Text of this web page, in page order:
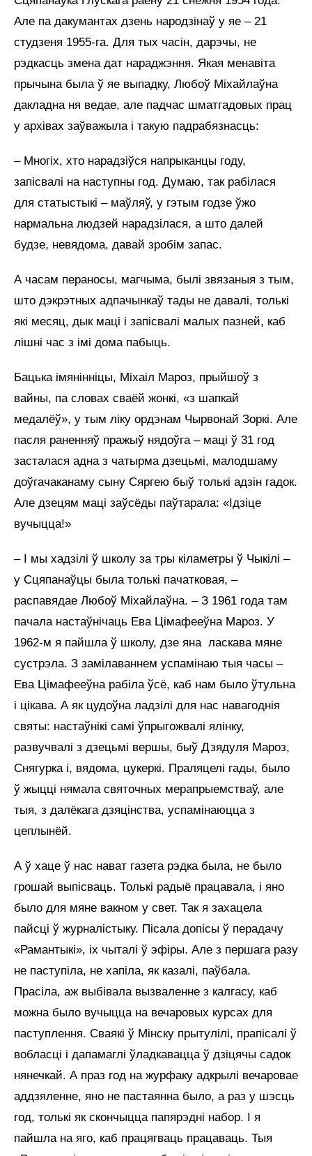
Але па дакумантах дзень народзінаў у яе – 21
студзеня 1955-га. Для тых часін, дарэчы, не
рэдкасць змена дат нараджэння. Якая менавіта
прычына была ў яе выпадку, Любоў Міхайлаўна
дакладна ня ведае, але падчас шматгадовых прац
у архівах заўважыла і такую падрабязнасць:
– Многіх, хто нарадзіўся напрыканцы году,
запісвалі на наступны год. Думаю, так рабілася
для статыстыкі – маўляў, у гэтым годзе ўжо
нармальна людзей нарадзілася, а што далей
будзе, невядома, давай зробім запас.
А часам пераносы, магчыма, былі звязаныя з тым,
што дэкрэтных адпачынкаў тады не давалі, толькі
які месяц, дык маці і запісвалі малых пазней, каб
лішні час з імі дома пабыць.
Бацька імянінніцы, Міхаіл Мароз, прыйшоў з
вайны, па словах сваёй жонкі, «з шапкай
медалёў», у тым ліку ордэнам Чырвонай Зоркі. Але
пасля раненняў пражыў нядоўга – маці ў 31 год
засталася адна з чатырма дзецьмі, малодшаму
доўгачаканаму сыну Сяргею быў толькі адзін гадок.
Але дзецям маці заўсёды паўтарала: «Ідзіце
вучыцца!»
– І мы хадзілі ў школу за тры кіламетры ў Чыкілі –
у Сцяпанаўцы была толькі пачатковая, –
распавядае Любоў Міхайлаўна. – З 1961 года там
пачала настаўнічаць Ева Цімафееўна Мароз. У
1962-м я пайшла ў школу, дзе яна ласкава мяне
сустрэла. З замілаваннем успамінаю тыя часы –
Ева Цімафееўна рабіла ўсё, каб нам было ўтульна
і цікава. А як цудоўна ладзілі для нас навагоднія
святы: настаўнікі самі ўпрыгожвалі ялінку,
развучвалі з дзецьмі вершы, быў Дзядуля Мароз,
Снягурка і, вядома, цукеркі. Праляцелі гады, было
ў жыцці нямала святочных мерапрыемстваў, але
тыя, з далёкага дзяцінства, успамінаюцца з
цеплынёй.
А ў хаце ў нас нават газета рэдка была, не было
грошай выпісваць. Толькі радыё працавала, і яно
было для мяне вакном у свет. Так я захацела
пайсці ў журналістыку. Пісала допісы ў перадачу
«Рамантыкі», іх чыталі ў эфіры. Але з першага разу
не паступіла, не хапіла, як казалі, паўбала.
Прасіла, аж выбівала вызваленне з калгасу, каб
можна было вучыцца на вечаровых курсах для
паступлення. Сваякі ў Мінску прытулілі, прапісалі ў
вобласці і дапамаглі ўладкавацца ў дзіцячы садок
нянечкай. А праз год на журфаку адкрылі вечаровае
аддзяленне, яно не пастаянна было, а раз у шэсць
год, толькі як скончыцца папярэдні набор. І я
пайшла на яго, каб працягваць працаваць. Тыя